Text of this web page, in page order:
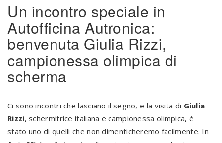
Un incontro speciale in
Autofficina Autronica:
benvenuta Giulia Rizzi,
campionessa olimpica di
scherma
Ci sono incontri che lasciano il segno, e la visita di Giulia
Rizzi, schermitrice italiana e campionessa olimpica, è
stato uno di quelli che non dimenticheremo facilmente. In